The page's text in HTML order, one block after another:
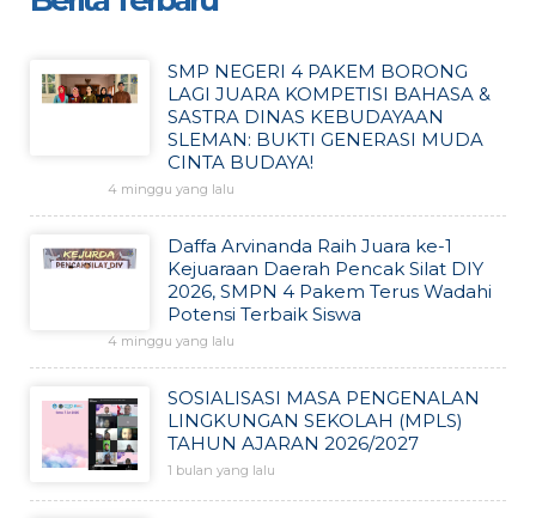
SMP NEGERI 4 PAKEM BORONG
LAGI JUARA KOMPETISI BAHASA &
SASTRA DINAS KEBUDAYAAN
SLEMAN: BUKTI GENERASI MUDA
CINTA BUDAYA!
4 minggu yang lalu
Daffa Arvinanda Raih Juara ke-1
Kejuaraan Daerah Pencak Silat DIY
2026, SMPN 4 Pakem Terus Wadahi
Potensi Terbaik Siswa
4 minggu yang lalu
SOSIALISASI MASA PENGENALAN
LINGKUNGAN SEKOLAH (MPLS)
TAHUN AJARAN 2026/2027
1 bulan yang lalu